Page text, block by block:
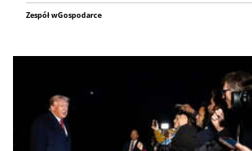
Zespół wGospodarce